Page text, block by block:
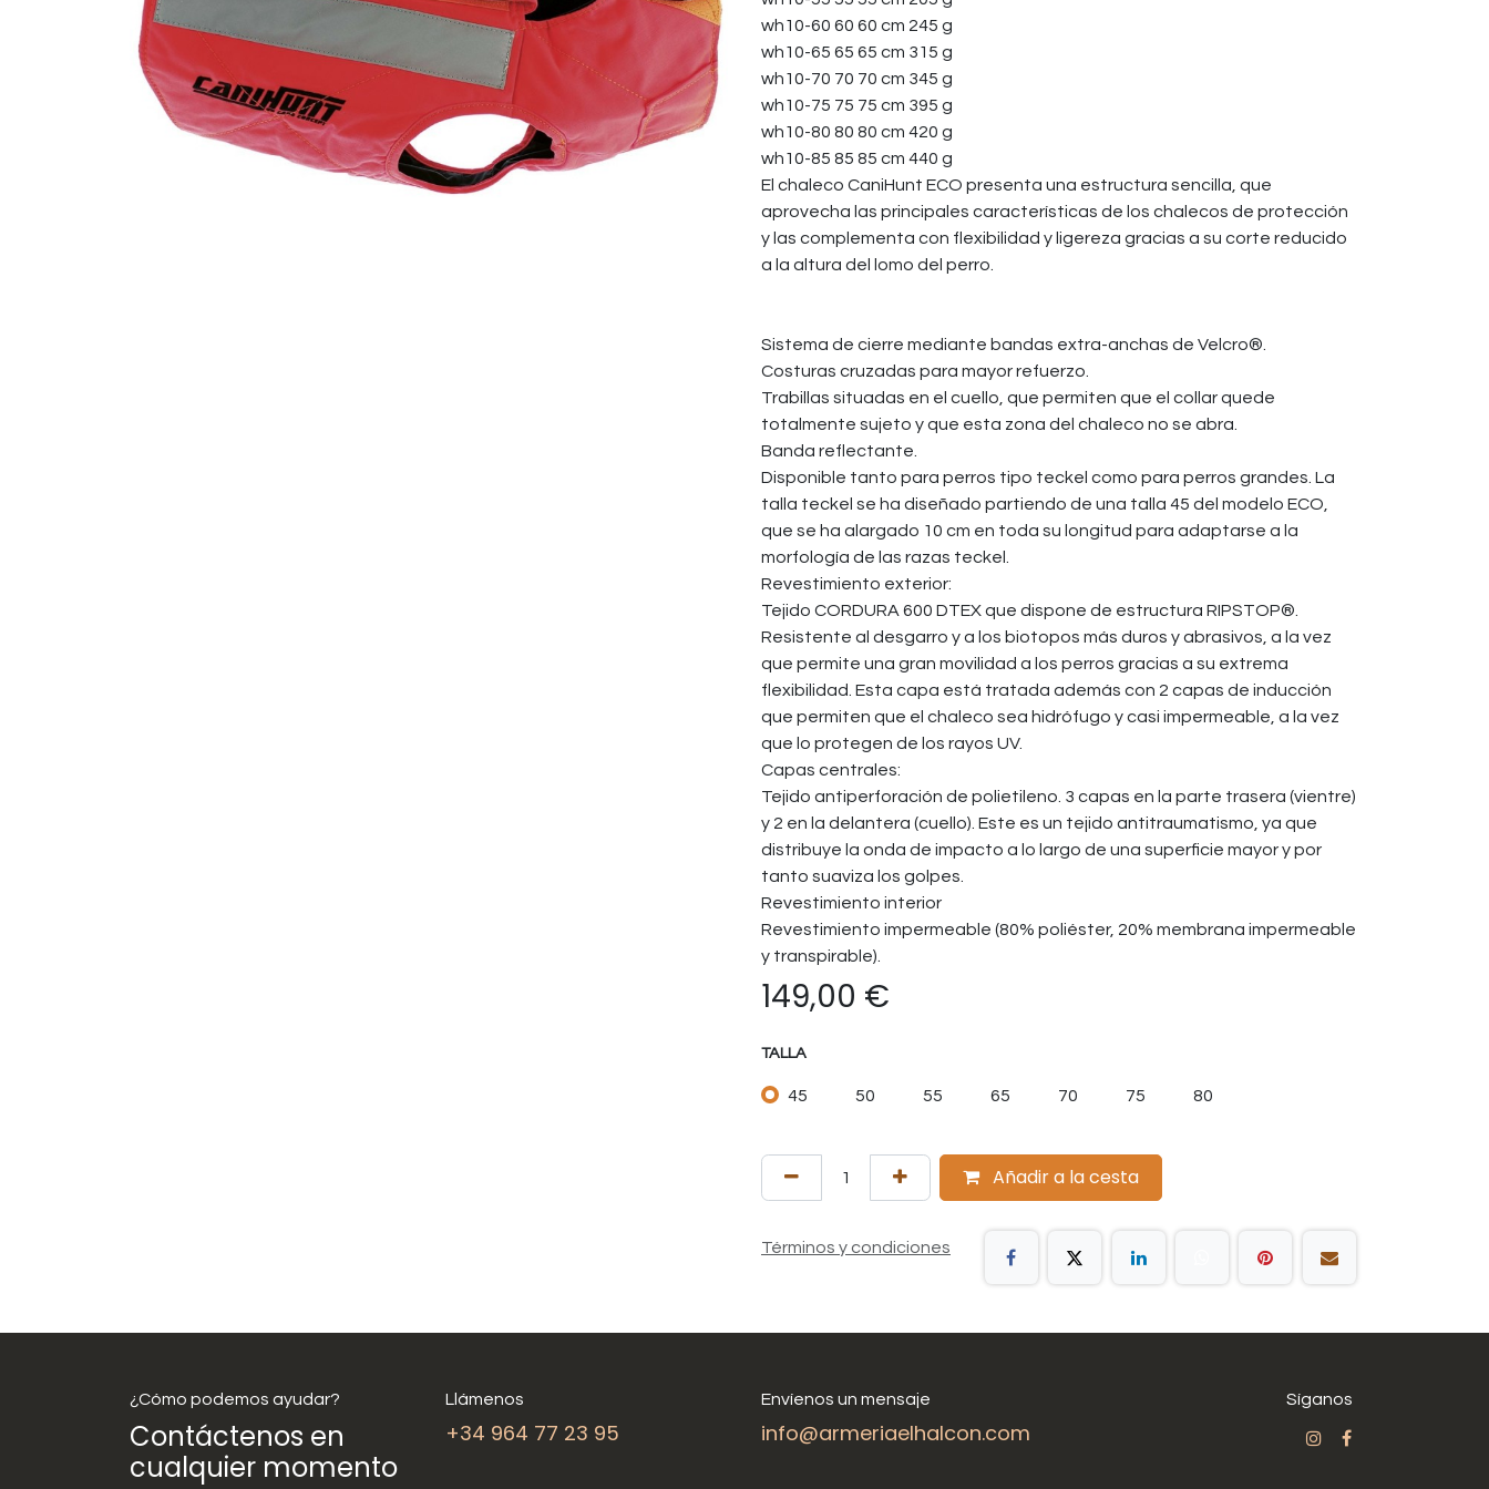
wh10-60 60 60 cm 245 g
wh10-65 65 65 cm 315 g
wh10-70 70 70 cm 345 g
wh10-75 75 75 cm 395 g
wh10-80 80 80 cm 420 g
wh10-85 85 85 cm 440 g
El chaleco CaniHunt ECO presenta una estructura sencilla, que
aprovecha las principales características de los chalecos de protección
y las complementa con flexibilidad y ligereza gracias a su corte reducido
a la altura del lomo del perro.
Sistema de cierre mediante bandas extra-anchas de Velcro®.
Costuras cruzadas para mayor refuerzo.
Trabillas situadas en el cuello, que permiten que el collar quede
totalmente sujeto y que esta zona del chaleco no se abra.
Banda reflectante.
Disponible tanto para perros tipo teckel como para perros grandes. La
talla teckel se ha diseñado partiendo de una talla 45 del modelo ECO,
que se ha alargado 10 cm en toda su longitud para adaptarse a la
morfología de las razas teckel.
Revestimiento exterior:
Tejido CORDURA 600 DTEX que dispone de estructura RIPSTOP®.
Resistente al desgarro y a los biotopos más duros y abrasivos, a la vez
que permite una gran movilidad a los perros gracias a su extrema
flexibilidad. Esta capa está tratada además con 2 capas de inducción
que permiten que el chaleco sea hidrófugo y casi impermeable, a la vez
que lo protegen de los rayos UV.
Capas centrales:
Tejido antiperforación de polietileno. 3 capas en la parte trasera (vientre)
y 2 en la delantera (cuello). Este es un tejido antitraumatismo, ya que
distribuye la onda de impacto a lo largo de una superficie mayor y por
tanto suaviza los golpes.
Revestimiento interior
Revestimiento impermeable (80% poliéster, 20% membrana impermeable
y transpirable).
149,00 €
TALLA
45 50 55 65 70 75 80
Añadir a la cesta
Términos y condiciones
¿Cómo podemos ayudar?
Contáctenos en
cualquier momento
Llámenos
+34 964 77 23 95
Envíenos un mensaje
info@armeriaelhalcon.com
Síganos